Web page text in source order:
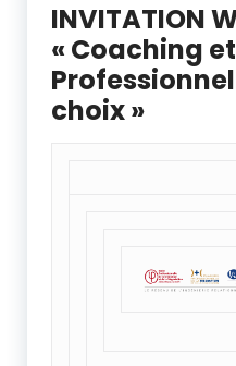
INVITATION
« Coaching
choix »